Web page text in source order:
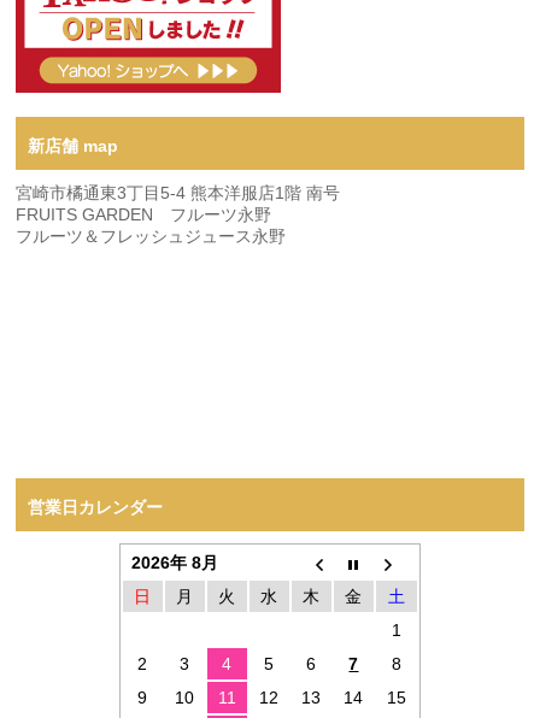
新店舗 map
宮崎市橘通東3丁目5-4 熊本洋服店1階 南号
FRUITS GARDEN フルーツ永野
フルーツ＆フレッシュジュース永野
営業日カレンダー
2026年 8月
日
月 火 水 木 金
土
1
2
3 4 5 6 7
8
9
10 11 12 13 14
15